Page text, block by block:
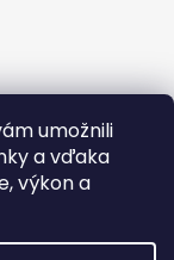
umožnili
a vďaka
výkon a